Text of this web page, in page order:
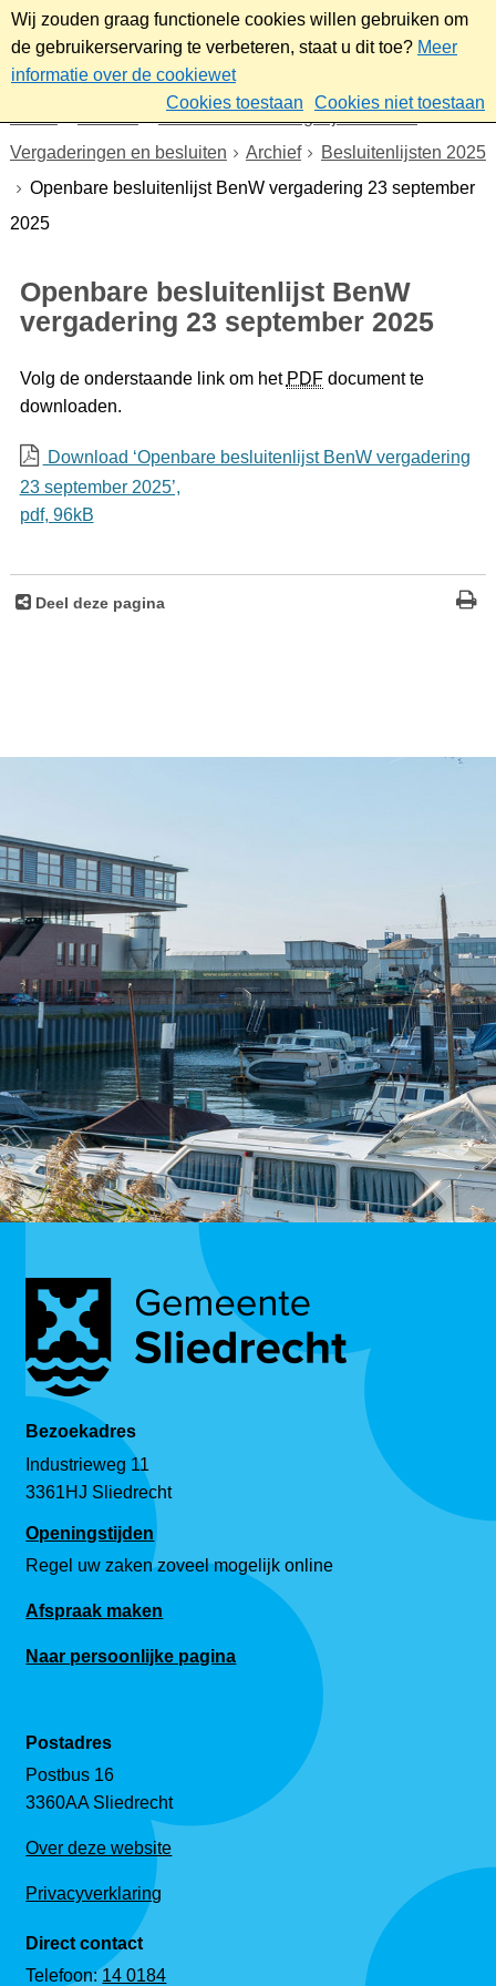
Wij zouden graag functionele cookies willen gebruiken om
de gebruikerservaring te verbeteren, staat u dit toe? Meer
informatie over de cookiewet
Cookies toestaan
Cookies niet toestaan
Gemeenteraad/Dagelijks bestuur
Vergaderingen en besluiten
Archief
Besluitenlijsten 2025
Openbare besluitenlijst BenW vergadering 23 september
2025
Openbare besluitenlijst BenW
vergadering 23 september 2025
Volg de onderstaande link om het PDFdocument te
downloaden.
Download ‘Openbare besluitenlijst BenW vergadering
23 september 2025’,
pdf, 96kB
Deel deze pagina
Bezoekadres
Industrieweg 11
3361HJ Sliedrecht
Openingstijden
Regel uw zaken zoveel mogelijk online
Afspraak maken
Naar persoonlijke pagina
Postadres
Postbus 16
3360AA Sliedrecht
Over deze website
Privacyverklaring
Direct contact
Telefoon:14 0184